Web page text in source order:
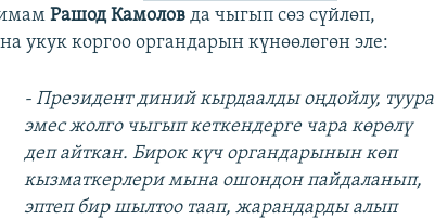
имамРашод Камолов да чыгып сөз сүйлөп,
коргоо органдарын күнөөлөгөн эле:
- Президент диний кырдаалды оңдойлу, туура
эмес жолго чыгып кеткендерге чара көрөлү
деп айткан. Бирок күч органдарынын көп
кызматкерлери мына ошондон пайдаланып,
эптеп бир шылтоо таап, жарандарды алып